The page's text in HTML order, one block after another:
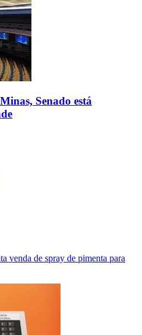
Senado está
venda de spray de pimenta para